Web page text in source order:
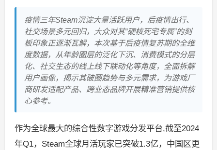
疫情三年Steam沉淀大量活跃用户，后疫情出行、
社交场景多元回归，大众对其“硬核死宅专属”的刻
板印象正逐渐瓦解，本次基于后疫情复苏期的全维
度数据，从年龄圈层的泛化下沉、消费模式的分层
化、社交生态的线上线下联动化等角度，全面拆解
用户画像，揭示其破圈趋势与多元需求，为游戏厂
商研发适配产品、跨业态品牌开展精准营销提供核
心参考。
作为全球最大的综合性数字游戏分发平台,截至2024
年Q1，Steam全球月活玩家已突破1.3亿，中国区更